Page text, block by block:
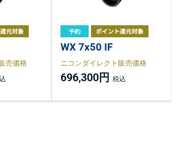
売価格
WX 7x50 IF
ニコンダイレクト販売価格
696,300円